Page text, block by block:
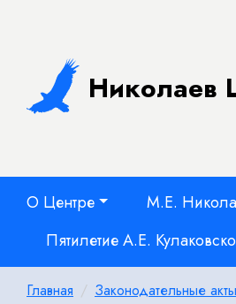
Николаев
О Центре М.Е.
Пятилетие А.Е.
Главная Законодательные акты